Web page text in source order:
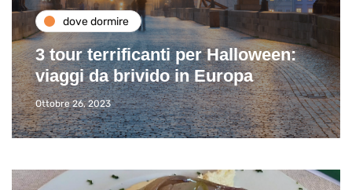
dove dormire
3 tour terrificanti per Halloween:
viaggi da brivido in Europa
Ottobre 26, 2023